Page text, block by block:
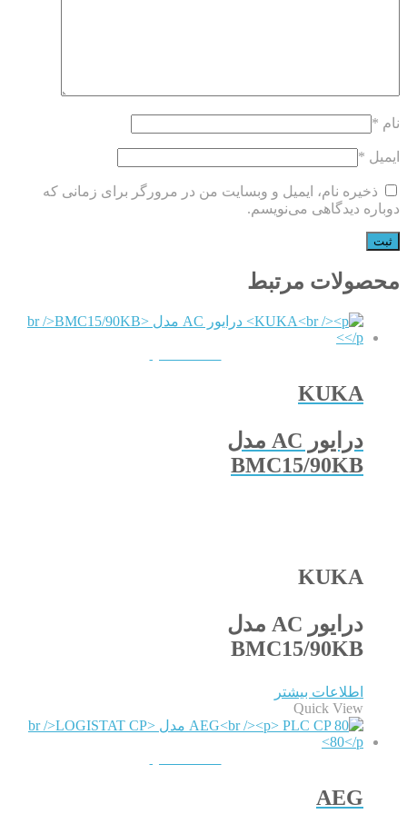
نام *
ایمیل *
ذخیره نام، ایمیل و وبسایت من در مرورگر برای زمانی که
دوباره دیدگاهی می‌نویسم.
محصولات مرتبط
KUKA
درایور AC مدل
BMC15/90KB
KUKA
درایور AC مدل
BMC15/90KB
اطلاعات بیشتر
Quick View
AEG